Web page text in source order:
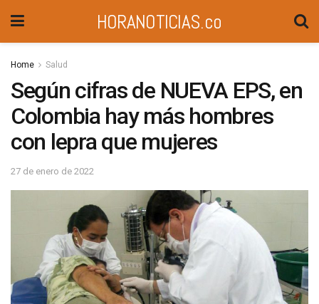
HORANOTICIAS.co
Home Salud
Según cifras de NUEVA EPS, en
Colombia hay más hombres
con lepra que mujeres
27 de enero de 2022